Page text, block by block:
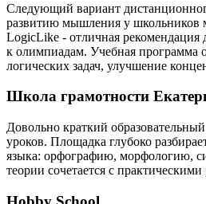
Следующий вариант
развитию мышления у школьников
LogicLike - отличная рекомендация
к олимпиадам. Учебная программа
логических задач, улучшение
Школа грамотности
Довольно краткий
уроков. Площадка глубоко
языка: орфографию, морфологию,
теории сочетается с практическими